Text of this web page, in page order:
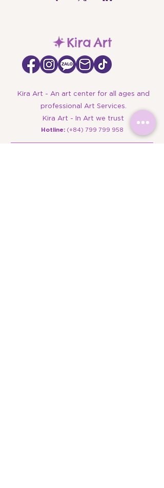
Kira Art - An art center for all ages and
professional Art Services.
Kira Art - In Art we trust
​Hotline: (+84) 799 799 958